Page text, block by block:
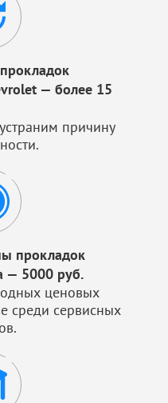
— более 15
причину
прокладок
— 5000 руб.
ценовых
среди сервисных